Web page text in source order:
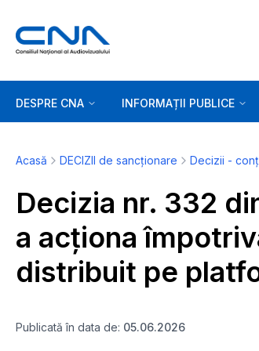
DESPRE CNA INFORMAȚII PUBLICE
Acasă DECIZII de sancționare Decizii -
Decizia nr. 332
a acționa
distribuit pe
Publicată în data de: 05.06.2026